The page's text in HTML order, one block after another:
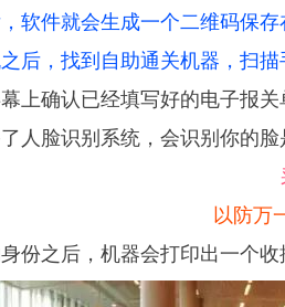
软件就会生成一个二维码保存
之后，找到自助通关机器，扫
上确认已经填写好的电子报
人脸识别系统，会识别你的脸
以防万
份之后，机器会打印出一个收